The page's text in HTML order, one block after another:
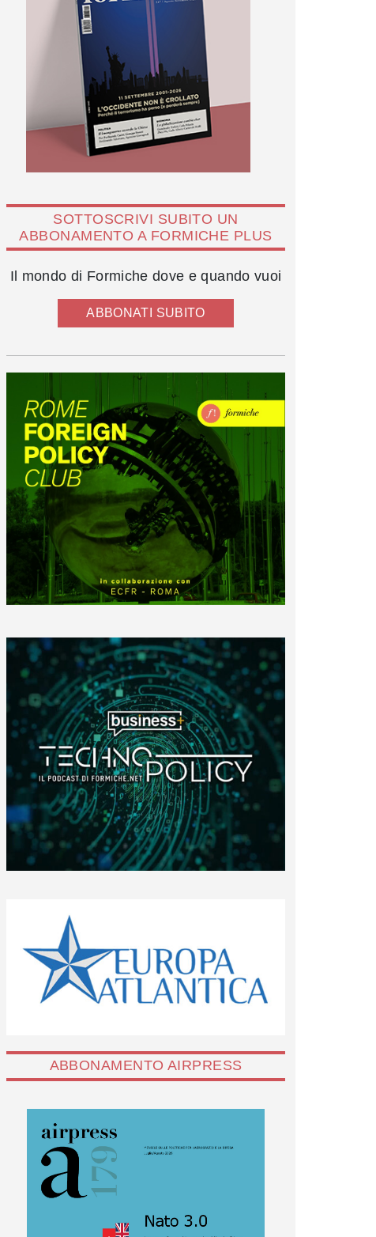
SOTTOSCRIVI SUBITO UN
ABBONAMENTO A FORMICHE PLUS
Il mondo di Formiche dove e quando vuoi
ABBONATI SUBITO
ABBONAMENTO AIRPRESS